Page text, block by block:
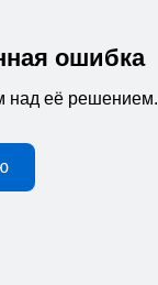
ошибка
над её решением.